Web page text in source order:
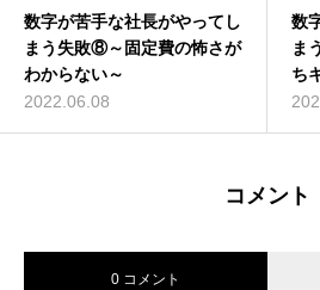
数字が苦手な社長がやってし
まう失敗⑧～固定費の怖さが
わからない～
2022.06.08
数
ま
ち
数字が苦手な社長がやってし
まう失敗⑥～粗利益率を意識
しすぎる～
2022.06.04
数
ま
数字が苦手な社長がやってし
まう失敗⑦～設備投資を手持
ちキャッシュで”ポン”～
2022.06.07
数
ま
し
コメント
0 コメント